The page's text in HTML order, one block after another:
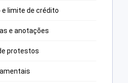
e limite de crédito
e anotações
protestos